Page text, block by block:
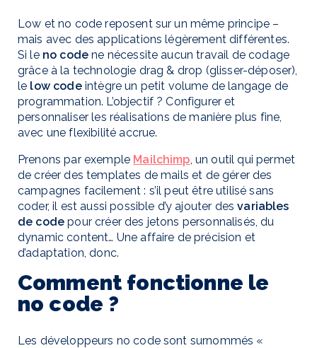
Low et no code reposent sur un même principe –
mais avec des applications légèrement différentes.
Si le no code ne nécessite aucun travail de codage
grâce à la technologie drag & drop (glisser-déposer),
le low codeintègre un petit volume de langage de
programmation. L’objectif ? Configurer et
personnaliser les réalisations de manière plus fine,
avec une flexibilité accrue.
Prenons par exemple Mailchimp , un outil qui permet
de créer des templates de mails et de gérer des
campagnes facilement : s’il peut être utilisé sans
coder, il est aussi possible d’y ajouter desvariables
de code pour créer des jetons personnalisés, du
dynamic content… Une affaire de précision et
d’adaptation, donc.
Comment fonctionne le
no code ?
Les développeurs no code sont surnommés «